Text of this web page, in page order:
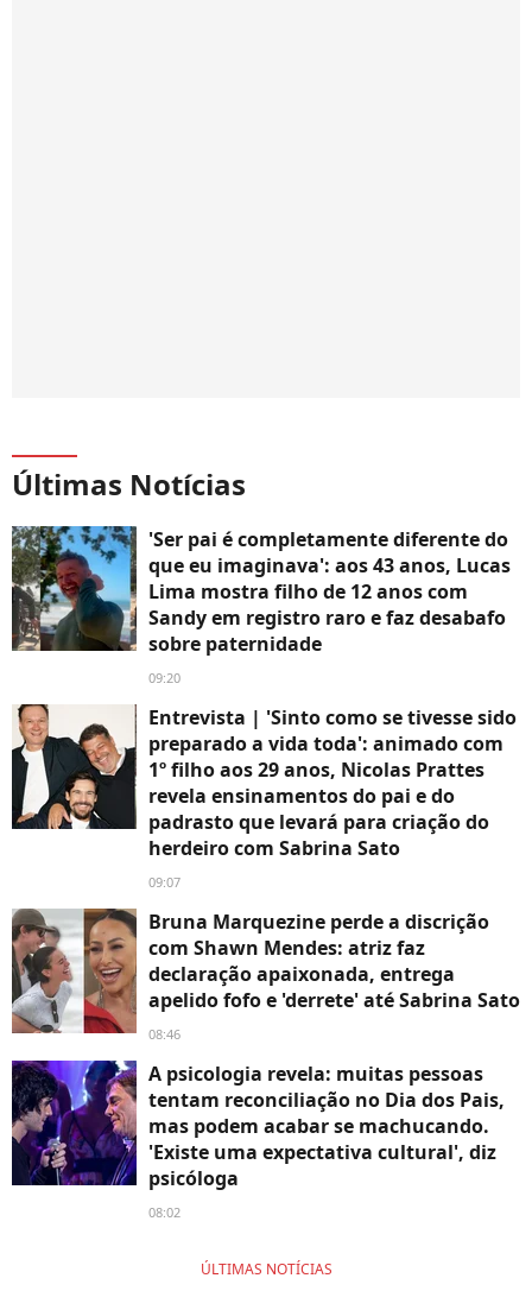
Últimas Notícias
'Ser pai é completamente diferente do
que eu imaginava': aos 43 anos, Lucas
Lima mostra filho de 12 anos com
Sandy em registro raro e faz desabafo
sobre paternidade
09:20
Entrevista | 'Sinto como se tivesse sido
preparado a vida toda': animado com
1º filho aos 29 anos, Nicolas Prattes
revela ensinamentos do pai e do
padrasto que levará para criação do
herdeiro com Sabrina Sato
09:07
Bruna Marquezine perde a discrição
com Shawn Mendes: atriz faz
declaração apaixonada, entrega
apelido fofo e 'derrete' até Sabrina Sato
08:46
A psicologia revela: muitas pessoas
tentam reconciliação no Dia dos Pais,
mas podem acabar se machucando.
'Existe uma expectativa cultural', diz
psicóloga
08:02
ÚLTIMAS NOTÍCIAS